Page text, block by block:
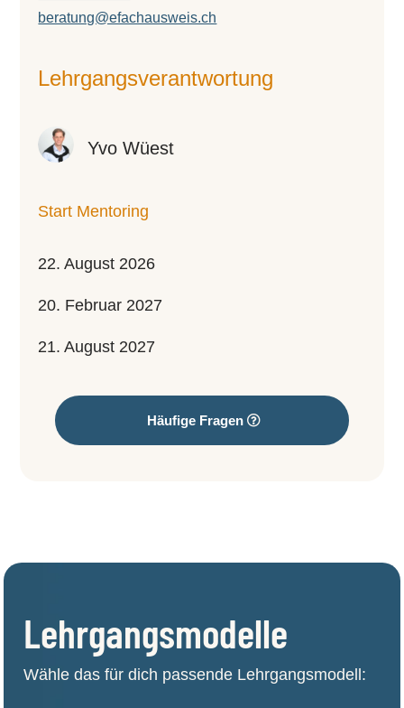
beratung@efachausweis.ch
Lehr­gangs­ver­ant­wor­tung
Yvo Wüest
Start Mentoring
22. August 2026
20. Februar 2027
21. August 2027
Häufige Fragen
Lehrgangsmodelle
Wähle das für dich passende Lehrgangsmodell: